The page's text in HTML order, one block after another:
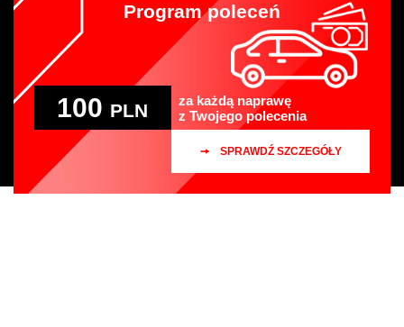
Program poleceń
100 PLN
za każdą naprawę
z Twojego polecenia
SPRAWDŹ SZCZEGÓŁY